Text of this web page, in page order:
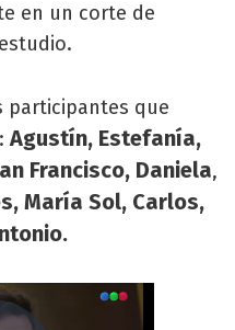
en un corte de
participantes que
Agustín, Estefanía,
Francisco, Daniela,
María Sol, Carlos,